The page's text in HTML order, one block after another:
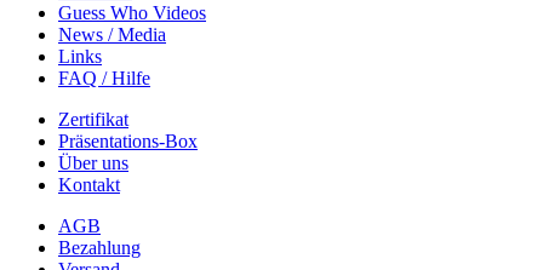
Guess Who Videos
News / Media
Links
FAQ / Hilfe
Zertifikat
Präsentations-Box
Über uns
Kontakt
AGB
Bezahlung